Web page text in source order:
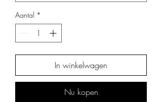
Aantal *
In winkelwagen
Nu kopen